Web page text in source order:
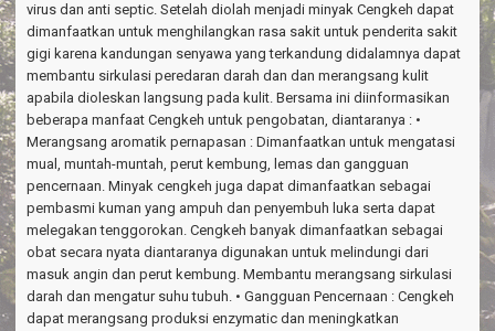
virus dan anti septic. Setelah diolah menjadi minyak Cengkeh dapat
dimanfaatkan untuk menghilangkan rasa sakit untuk penderita sakit
gigi karena kandungan senyawa yang terkandung didalamnya dapat
membantu sirkulasi peredaran darah dan dan merangsang kulit
apabila dioleskan langsung pada kulit. Bersama ini diinformasikan
beberapa manfaat Cengkeh untuk pengobatan, diantaranya : •
Merangsang aromatik pernapasan : Dimanfaatkan untuk mengatasi
mual, muntah-muntah, perut kembung, lemas dan gangguan
pencernaan. Minyak cengkeh juga dapat dimanfaatkan sebagai
pembasmi kuman yang ampuh dan penyembuh luka serta dapat
melegakan tenggorokan. Cengkeh banyak dimanfaatkan sebagai
obat secara nyata diantaranya digunakan untuk melindungi dari
masuk angin dan perut kembung. Membantu merangsang sirkulasi
darah dan mengatur suhu tubuh. • Gangguan Pencernaan : Cengkeh
dapat merangsang produksi enzymatic dan meningkatkan